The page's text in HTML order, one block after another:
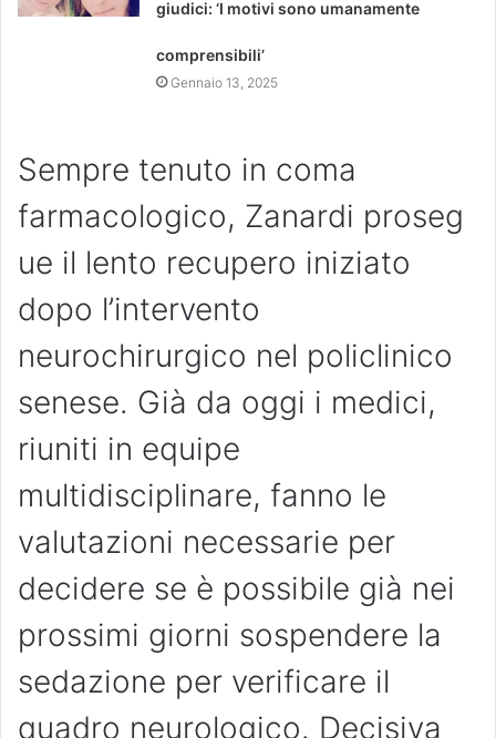
giudici: ‘I motivi sono umanamente
comprensibili’
Gennaio 13, 2025
Sempre tenuto in coma
farmacologico, Zanardi proseg
ue il lento recupero iniziato
dopo l’intervento
neurochirurgico nel policlinico
senese. Già da oggi i medici,
riuniti in equipe
multidisciplinare, fanno le
valutazioni necessarie per
decidere se è possibile già nei
prossimi giorni sospendere la
sedazione per verificare il
quadro neurologico. Decisiva